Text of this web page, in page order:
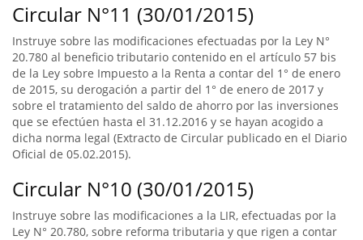
Circular N°11 (30/01/2015)
Instruye sobre las modificaciones efectuadas por la Ley N°
20.780 al beneficio tributario contenido en el artículo 57 bis
de la Ley sobre Impuesto a la Renta a contar del 1° de enero
de 2015, su derogación a partir del 1° de enero de 2017 y
sobre el tratamiento del saldo de ahorro por las inversiones
que se efectúen hasta el 31.12.2016 y se hayan acogido a
dicha norma legal (Extracto de Circular publicado en el Diario
Oficial de 05.02.2015).
Circular N°10 (30/01/2015)
Instruye sobre las modificaciones a la LIR, efectuadas por la
Ley N° 20.780, sobre reforma tributaria y que rigen a contar